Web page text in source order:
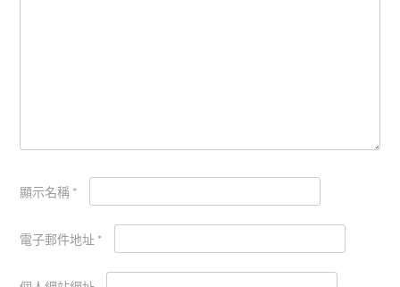
顯示名稱 *
電子郵件地址 *